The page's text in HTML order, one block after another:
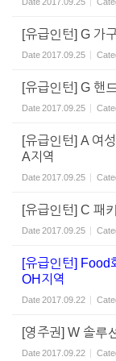
[유급인턴] G 가
Date2017.09.25
[유급인턴] G 핸
Date2017.09.25
[유급인턴] A 여
A지역
Date2017.09.25
[유급인턴] C 패
Date2017.09.25
[유급인턴] Food
OH지역
Date2017.09.22
[영주권] W 솔루
Date2017.09.22